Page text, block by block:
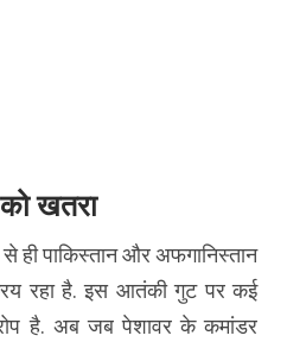
को खतरा
ही पाकिस्तान और अफगानिस्तान
रहा है. इस आतंकी गुट पर कई
है. अब जब पेशावर के कमांडर